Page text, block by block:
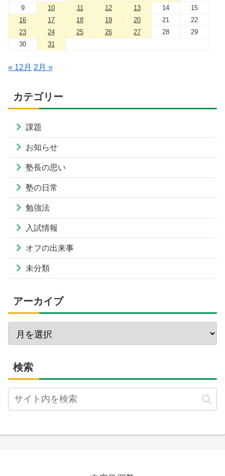
9
10 11 12 13 14
15
16
17 18 19 20 21
22
23
24 25 26 27 28
29
30
31
« 12月 2月 »
カテゴリー
課題
お知らせ
塾長の思い
塾の日常
勉強法
入試情報
オフの出来事
未分類
アーカイブ
検索